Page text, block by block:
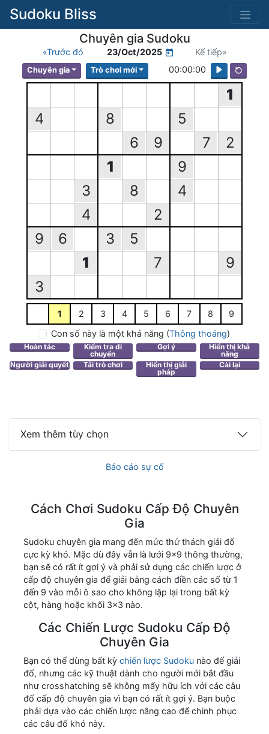
Sudoku Bliss
Chuyên gia Sudoku
«Trước đó 23/Oct/2025 Kế tiếp»
Chuyên gia Trò chơi mới 00:00:00
1
4
8
5
6
9 7
2
1
9
3
8
4
4
2
9
6 3
5
1
7
9
3
1 2 3 4 5 6 7 8
9
Con số này là một khả năng (Thông thoáng)
Xem thêm tùy chọn
Báo cáo sự cố
Cách Chơi Sudoku Cấp Độ Chuyên
Gia
Sudoku chuyên gia mang đến mức thử thách giải đố
cực kỳ khó. Mặc dù đây vẫn là lưới 9x9 thông thường,
bạn sẽ có rất ít gợi ý và phải sử dụng các chiến lược ở
cấp độ chuyên gia để giải bằng cách điền các số từ 1
đến 9 vào mỗi ô sao cho không lặp lại trong bất kỳ
cột, hàng hoặc khối 3x3 nào.
Các Chiến Lược Sudoku Cấp Độ
Chuyên Gia
Bạn có thể dùng bất kỳ chiến lược Sudoku nào để giải
đố, nhưng các kỹ thuật dành cho người mới bắt đầu
như crosshatching sẽ không mấy hữu ích với các câu
đố cấp độ chuyên gia vì bạn có rất ít gợi ý. Bạn buộc
phải dựa vào các chiến lược nâng cao để chinh phục
các câu đố khó này.